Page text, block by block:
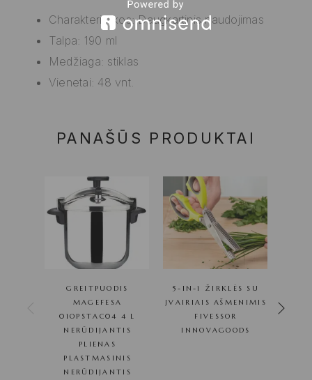
Charakteristikos: Daugkartinis naudojimas
Talpa: 190 ml
Medžiaga: stiklas
Vienetai: 48 vnt.
PANAŠŪS PRODUKTAI
GREITPUODIS
MAGEFESA
01OPSTAC04 4 L
NERŪDIJANTIS
PLIENAS
PLASTMASINIS
NERŪDIJANTIS
5-IN-1 ŽIRKLĖS SU
ĮVAIRIAIS AŠMENIMIS
FIVESSOR
INNOVAGOODS